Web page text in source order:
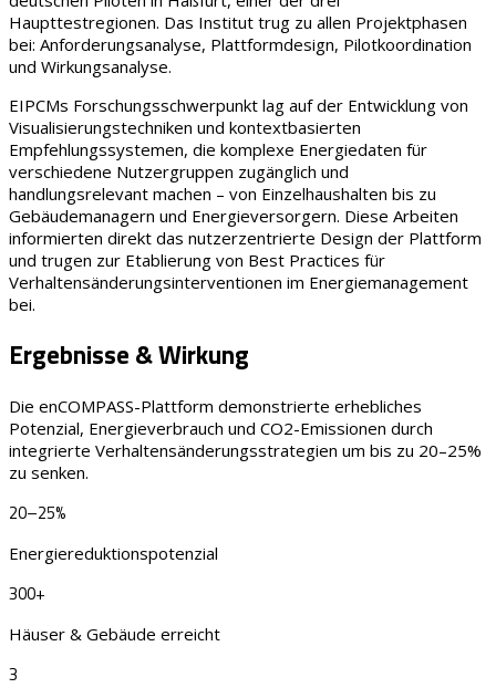
Haupttestregionen. Das Institut trug zu allen Projektphasen
bei: Anforderungsanalyse, Plattformdesign, Pilotkoordination
und Wirkungsanalyse.
EIPCMs Forschungsschwerpunkt lag auf der Entwicklung von
Visualisierungstechniken und kontextbasierten
Empfehlungssystemen, die komplexe Energiedaten für
verschiedene Nutzergruppen zugänglich und
handlungsrelevant machen – von Einzelhaushalten bis zu
Gebäudemanagern und Energieversorgern. Diese Arbeiten
informierten direkt das nutzerzentrierte Design der Plattform
und trugen zur Etablierung von Best Practices für
Verhaltensänderungsinterventionen im Energiemanagement
bei.
Ergebnisse & Wirkung
Die enCOMPASS-Plattform demonstrierte erhebliches
Potenzial, Energieverbrauch und CO2-Emissionen durch
integrierte Verhaltensänderungsstrategien um bis zu 20–25%
zu senken.
20–25%
Energiereduktionspotenzial
300+
Häuser & Gebäude erreicht
3